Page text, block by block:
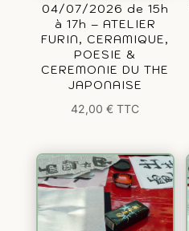
04/07/2026 de 15h
à 17h – ATELIER
FURIN, CERAMIQUE,
POESIE &
CEREMONIE DU THE
JAPONAISE
42,00€ TTC